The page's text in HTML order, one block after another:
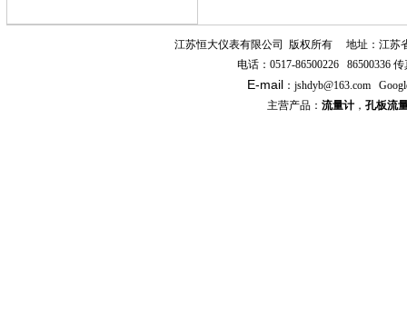
江苏恒大仪表有限公司 版权所有
地址：江苏
电话： 0517-86500226 86500336 传
E-mail ： jshdyb@163.com
主营产品： 流量计， 孔板流